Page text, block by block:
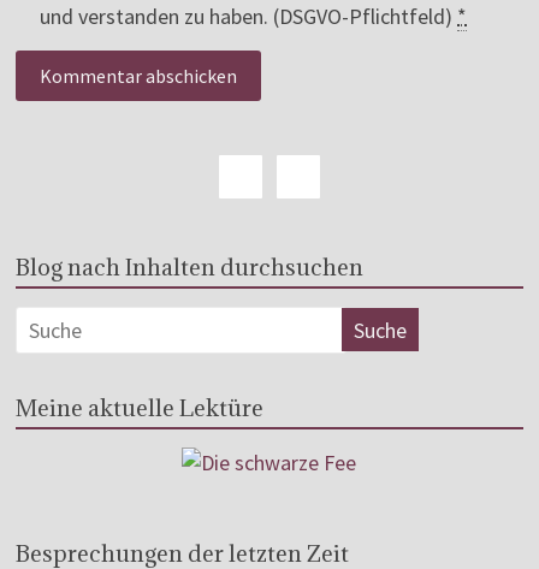
und verstanden zu haben. (DSGVO-Pflichtfeld) *
Blog nach Inhalten durchsuchen
Meine aktuelle Lektüre
Besprechungen der letzten Zeit